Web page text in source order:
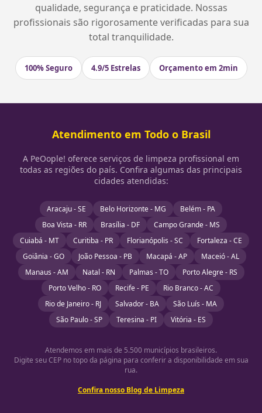
qualidade, segurança e praticidade. Nossas
profissionais são rigorosamente verificadas para sua
total tranquilidade.
100% Seguro 4.9/5 Estrelas Orçamento em 2min
Atendimento em Todo o Brasil
A PeOople! oferece serviços de limpeza profissional em
todas as regiões do país. Confira algumas das principais
cidades atendidas:
Aracaju - SE Belo Horizonte - MG
Belém - PA
Boa Vista - RR
Brasília - DF
Campo Grande - MS
Cuiabá - MT
Curitiba - PR Florianópolis - SC
Fortaleza - CE
Goiânia - GO
João Pessoa - PB Macapá - AP
Maceió - AL
Manaus - AM
Natal - RN Palmas - TO
Porto Alegre - RS
Porto Velho - RO
Recife - PE
Rio Branco - AC
Rio de Janeiro - RJ
Salvador - BA
São Luís - MA
São Paulo - SP
Teresina - PI Vitória - ES
Atendemos em mais de 5.500 municípios brasileiros.
Digite seu CEP no topo da página para conferir a disponibilidade em sua
rua.
Confira nosso Blog de Limpeza